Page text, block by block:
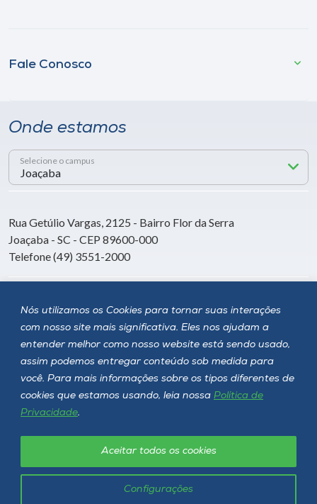
Nós utilizamos os Cookies para tornar suas interações
com nosso site mais significativa. Eles nos ajudam a
entender melhor como nosso website está sendo usado,
assim podemos entregar conteúdo sob medida para
você. Para mais informações sobre os tipos diferentes de
cookies que estamos usando, leia nossa Política de
Privacidade.
Configurações
Aceitar todos os cookies
Fale Conosco
Onde estamos
Selecione o campus
Rua Getúlio Vargas, 2125 - Bairro Flor da Serra
Joaçaba - SC - CEP 89600-000
Telefone (49) 3551-2000
Siga a Unoesc
Unoesc © 2026 - Todos os direitos reservados
Política de privacidade LGPD